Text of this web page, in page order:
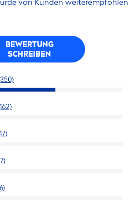
von Kunden weiterempfohlen
BEWERTUNG
SCHREIBEN